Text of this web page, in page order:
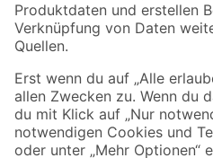
Sicher einkaufen
Jetzt die toom-App